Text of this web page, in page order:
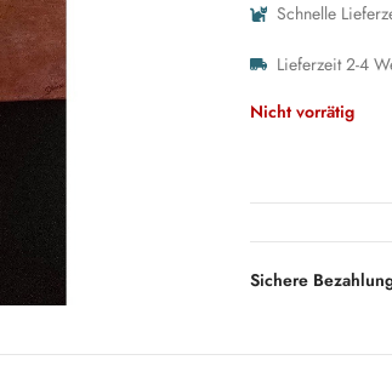
Schnelle
Lieferzeit 2-4
Nicht vorrätig
Sichere